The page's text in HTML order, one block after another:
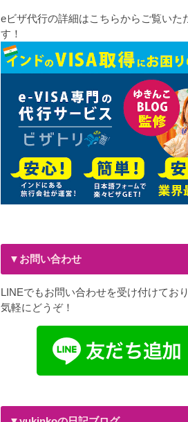
eビザ代行の詳細はこちらからご覧いた
す！
▼お問い合わせ
LINEでもお問い合わせを受け付けてお
気軽にどうぞ！